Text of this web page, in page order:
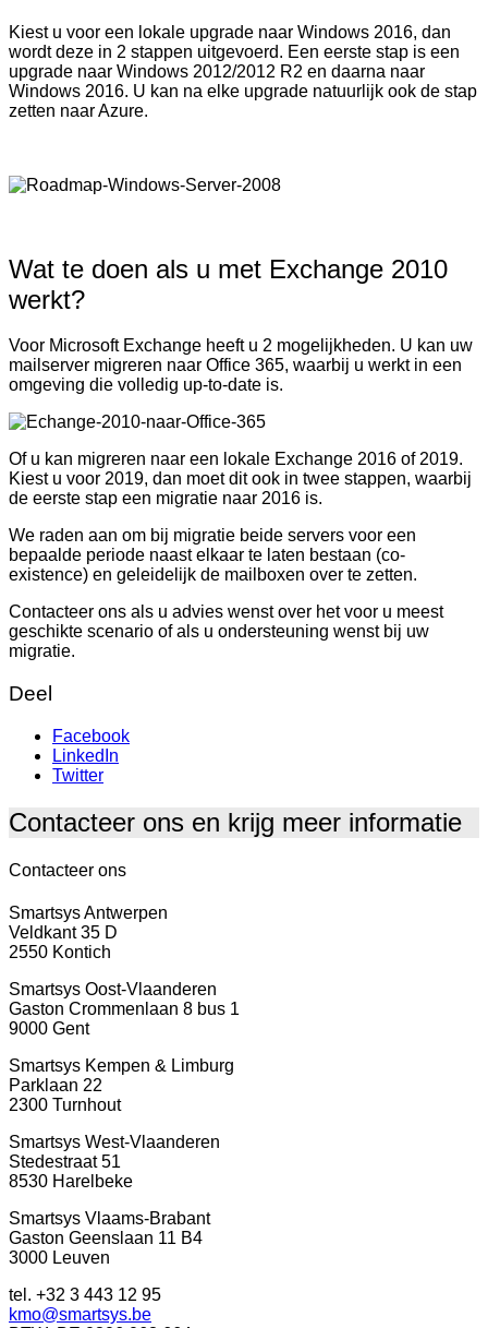
Kiest u voor een lokale upgrade naar Windows 2016, dan
wordt deze in 2 stappen uitgevoerd. Een eerste stap is een
upgrade naar Windows 2012/2012 R2 en daarna naar
Windows 2016. U kan na elke upgrade natuurlijk ook de stap
zetten naar Azure.
Wat te doen als u met Exchange 2010
werkt?
Voor Microsoft Exchange heeft u 2 mogelijkheden. U kan uw
mailserver migreren naar Office 365, waarbij u werkt in een
omgeving die volledig up-to-date is.
Of u kan migreren naar een lokale Exchange 2016 of 2019.
Kiest u voor 2019, dan moet dit ook in twee stappen, waarbij
de eerste stap een migratie naar 2016 is.
We raden aan om bij migratie beide servers voor een
bepaalde periode naast elkaar te laten bestaan (co-
existence) en geleidelijk de mailboxen over te zetten.
Contacteer ons als u advies wenst over het voor u meest
geschikte scenario of als u ondersteuning wenst bij uw
migratie.
Deel
Facebook
LinkedIn
Twitter
Contacteer ons en krijg meer informatie
Contacteer ons
Smartsys Antwerpen
Veldkant 35 D
2550 Kontich
Smartsys Oost-Vlaanderen
Gaston Crommenlaan 8 bus 1
9000 Gent
Smartsys Kempen & Limburg
Parklaan 22
2300 Turnhout
Smartsys West-Vlaanderen
Stedestraat 51
8530 Harelbeke
Smartsys Vlaams-Brabant
Gaston Geenslaan 11 B4
3000 Leuven
tel. +32 3 443 12 95
kmo@smartsys.be